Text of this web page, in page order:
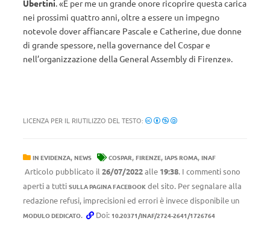
Ubertini. «È per me un grande onore ricoprire questa carica
nei prossimi quattro anni, oltre a essere un impegno
notevole dover affiancare Pascale e Catherine, due donne
di grande spessore, nella governance del Cospar e
nell’organizzazione della General Assembly di Firenze».
LICENZA PER IL RIUTILIZZO DEL TESTO:
IN EVIDENZA, NEWS COSPAR, FIRENZE, IAPS ROMA, INAF
Articolo pubblicato il 26/07/2022alle 19:38. I commenti sono
aperti a tutti SULLA PAGINA FACEBOOK del sito. Per segnalare alla
redazione refusi, imprecisioni ed errori è invece disponibile un
MODULO DEDICATO. Doi: 10.20371/INAF/2724-2641/1726764